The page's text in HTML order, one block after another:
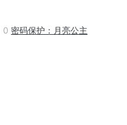
0 密码保护：月亮公主